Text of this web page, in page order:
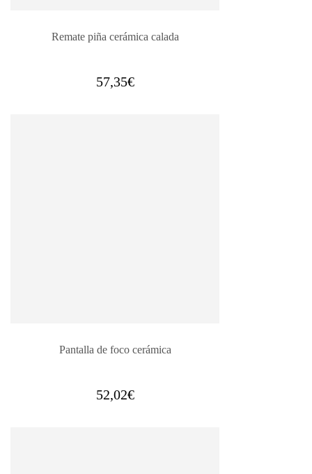
Remate piña cerámica calada
57,35€
Pantalla de foco cerámica
52,02€